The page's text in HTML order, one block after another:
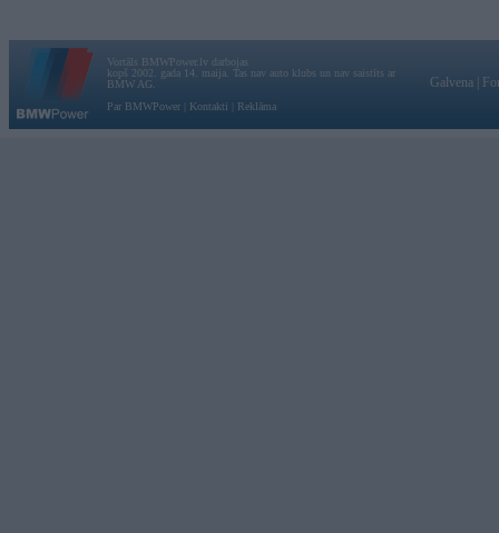
Vortāls BMWPower.lv darbojas
kopš 2002. gada 14. maija. Tas nav auto klubs un nav saistīts ar
BMW AG.
Par BMWPower
Kontakti Reklāma
Galvena